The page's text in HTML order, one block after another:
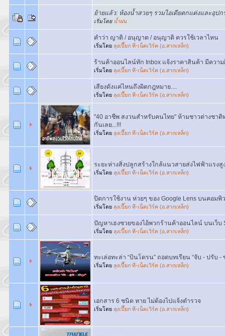
ย้ายแล้ว: ห้องน้ำสวยๆ รวมไอเดียตกแต่งและอุป
เริ่มโดย น้ำฝน
คำว่า ญาติ / อนุญาต / อนุญาติ ควรใช้เวลาไหน
เริ่มโดย ลุงเปี๊ยก ที-เน็ตเวิร์ค (อ.สากเหล็ก)
ร้านค้าออนไลน์ทัก Inbox แจ้งราคาสินค้า มีความ
เริ่มโดย ลุงเปี๊ยก ที-เน็ตเวิร์ค (อ.สากเหล็ก)
เสียงดังแค่ไหนถึงผิดกฎหมาย....
เริ่มโดย ลุงเปี๊ยก ที-เน็ตเวิร์ค (อ.สากเหล็ก)
"40 อาชีพ สงวนสำหรับคนไทย" ห้ามชาวต่างชาติ
กันเลย...!!!
เริ่มโดย ลุงเปี๊ยก ที-เน็ตเวิร์ค (อ.สากเหล็ก)
ระยะห่างสิ่งปลูกสร้างใกล้แนวสายส่งไฟฟ้าแรงสู
เริ่มโดย ลุงเปี๊ยก ที-เน็ตเวิร์ค (อ.สากเหล็ก)
ปิดการใช้งาน ห่วยๆ ของ Google Lens บนคอมพิ
เริ่มโดย ลุงเปี๊ยก ที-เน็ตเวิร์ค (อ.สากเหล็ก)
ปัญหาเฮงซวยของไอ้พวกร้านค้าออนไลน์ บนเว็บ
เริ่มโดย ลุงเปี๊ยก ที-เน็ตเวิร์ค (อ.สากเหล็ก)
ทะเล่อทะล่า “บินโดรน” ถอดบทเรียน “จับ - ปรับ -
เริ่มโดย ลุงเปี๊ยก ที-เน็ตเวิร์ค (อ.สากเหล็ก)
เอกสาร 6 ชนิด หาย ไม่ต้องไปแจ้งตำรวจ
เริ่มโดย ลุงเปี๊ยก ที-เน็ตเวิร์ค (อ.สากเหล็ก)